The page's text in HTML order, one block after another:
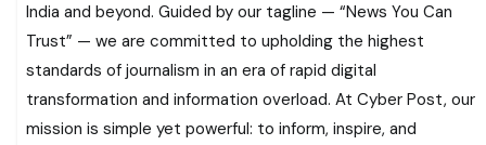
India and beyond. Guided by our tagline — “News You Can
Trust” — we are committed to upholding the highest
standards of journalism in an era of rapid digital
transformation and information overload. At Cyber Post, our
mission is simple yet powerful: to inform, inspire, and